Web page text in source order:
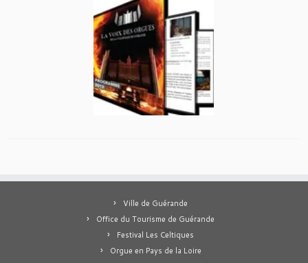
Ville de Guérande
Office du Tourisme de Guérande
Festival Les Celtiques
Orgue en Pays de la Loire